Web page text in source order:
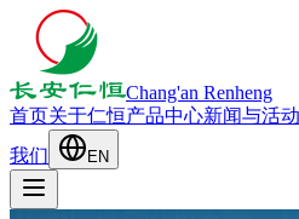
Chang'an Renheng
首页关于仁恒产品中心新闻与活动
我们
EN